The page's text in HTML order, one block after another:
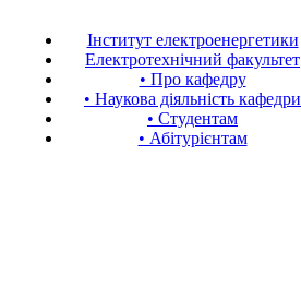
Інститут електроенергетики
Електротехнічний факультет
• Про кафедру
• Наукова діяльність кафедри
• Студентам
• Абітурієнтам